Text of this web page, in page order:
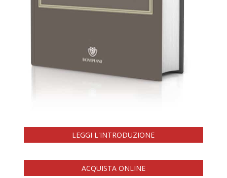
LEGGI L'INTRODUZIONE
ACQUISTA ONLINE